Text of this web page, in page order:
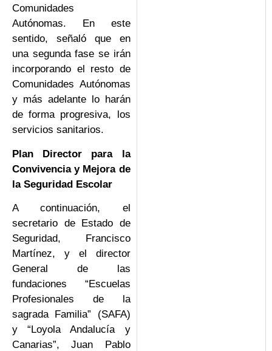
Comunidades
Autónomas. En este
sentido, señaló que en
una segunda fase se irán
incorporando el resto de
Comunidades Autónomas
y más adelante lo harán
de forma progresiva, los
servicios sanitarios.
Plan Director para la
Convivencia y Mejora de
la Seguridad Escolar
A continuación, el
secretario de Estado de
Seguridad, Francisco
Martínez, y el director
General de las
fundaciones “Escuelas
Profesionales de la
sagrada Familia” (SAFA)
y “Loyola Andalucía y
Canarias”, Juan Pablo